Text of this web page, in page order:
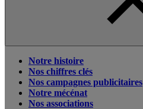
Notre histoire
Nos chiffres clés
Nos campagnes publicitaires
Notre mécénat
Nos associations